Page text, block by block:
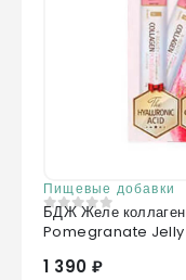
Пищевые добавки
0из 5
БДЖ Желе
Pomegranate Jelly
1 390 ₽